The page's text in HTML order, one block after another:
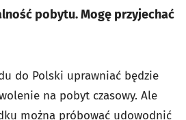
pobytu. Mogę przyjechać
do Polski uprawniać będzie
na pobyt czasowy. Ale
można próbować udowodnić